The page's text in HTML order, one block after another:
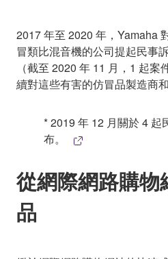
2017 年至 2020 年，Yamaha
冒類比混音機的公司提起民事
（截至 2020 年 11 月，1 起
續對這些有害的仿冒品製造商
* 2019 年 12 月關於 4 起
布。
從網際網路購物
品